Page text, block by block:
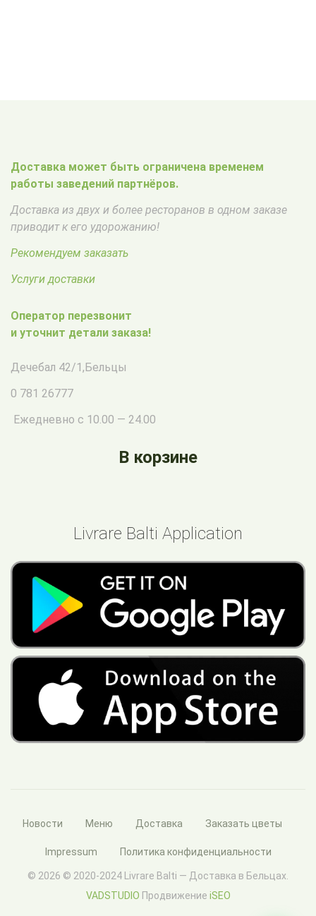
Доставка может быть ограничена временем
работы заведений партнёров.
Доставка из двух и более ресторанов в одном заказе
приводит к его удорожанию!
Рекомендуем заказать
Услуги доставки
Оператор перезвонит
и уточнит детали заказа!
Дечебал 42/1,Бельцы
0 781 26777
Ежедневно с 10.00 — 24.00
В корзине
Livrare Balti Application
Новости Меню Доставка Заказать цветы
Impressum Политика конфиденциальности
© 2026 © 2020-2024 Livrare Balti — Доставка в Бельцах.
VADSTUDIO Продвижение iSEO